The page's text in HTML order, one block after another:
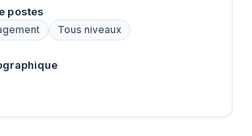
postes
Tous niveaux